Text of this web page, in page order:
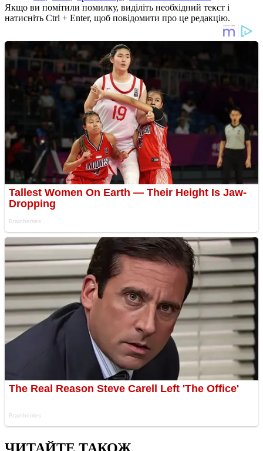
Якщо ви помітили помилку, виділіть необхідний текст і
натисніть Ctrl + Enter, щоб повідомити про це редакцію.